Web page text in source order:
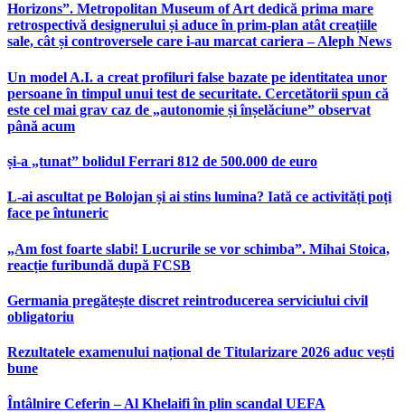
Horizons”. Metropolitan Museum of Art dedică prima mare
retrospectivă designerului și aduce în prim-plan atât creațiile
sale, cât și controversele care i-au marcat cariera – Aleph News
Un model A.I. a creat profiluri false bazate pe identitatea unor
persoane în timpul unui test de securitate. Cercetătorii spun că
este cel mai grav caz de „autonomie și înșelăciune” observat
până acum
și-a „tunat” bolidul Ferrari 812 de 500.000 de euro
L-ai ascultat pe Bolojan și ai stins lumina? Iată ce activități poți
face pe întuneric
„Am fost foarte slabi! Lucrurile se vor schimba”. Mihai Stoica,
reacție furibundă după FCSB
Germania pregătește discret reintroducerea serviciului civil
obligatoriu
Rezultatele examenului național de Titularizare 2026 aduc vești
bune
Întâlnire Ceferin – Al Khelaifi în plin scandal UEFA